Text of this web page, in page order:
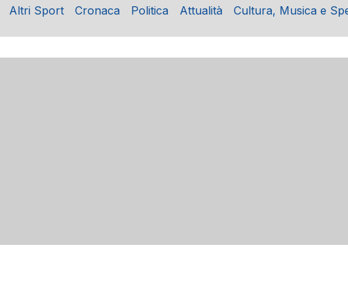
Altri Sport Cronaca Politica Attualità Cultura, Musica e